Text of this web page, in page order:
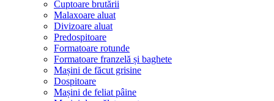
Cuptoare brutării
Malaxoare aluat
Divizoare aluat
Predospitoare
Formatoare rotunde
Formatoare franzelă și baghete
Mașini de făcut grisine
Dospitoare
Mașini de feliat pâine